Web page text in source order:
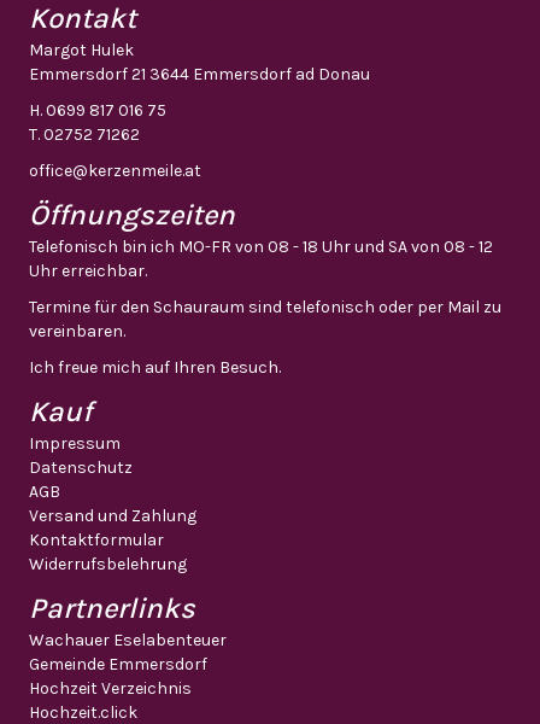
Kontakt
Margot Hulek
Emmersdorf 21 3644 Emmersdorf ad Donau
H.0699 817 016 75
T.02752 71262
office@kerzenmeile.at
Öffnungszeiten
Telefonisch bin ich MO-FR von 08 - 18 Uhr und SA von 08 - 12
Uhr erreichbar.
Termine für den Schauraum sind telefonisch oder per Mail zu
vereinbaren.
Ich freue mich auf Ihren Besuch.
Kauf
Impressum
Datenschutz
AGB
Versand und Zahlung
Kontaktformular
Widerrufsbelehrung
Partnerlinks
Wachauer Eselabenteuer
Gemeinde Emmersdorf
Hochzeit Verzeichnis
Hochzeit.click